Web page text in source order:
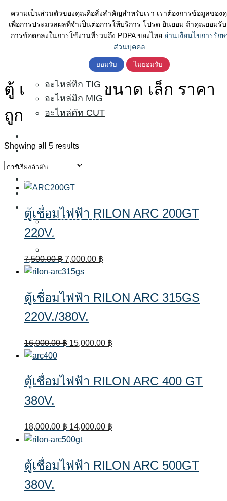
ความเป็นส่วนตัวของคุณคือสิ่งสำคัญสำหรับเรา เราต้องการข้อมูลของ
เพื่อการประมวลผลที่จำเป็นต่อการให้บริการ โปรด ยินยอม ถ้าคุณยอมรับ
การข้อตกลงในการใช้งานที่รวมถึง PDPA ของไทย อ่านเงื่อนไขการรัก
ส่วนบุคคล
ยอมรับ ไม่ยอมรับ
Skip
to
content
ตู้เชื่อมไฟฟ้า
ตู้เชื่อมอาร์กอน
อะไหล่ทิก TIG
อะไหล่มิก MIG
อะไหล่คัท CUT
ตู้เชื่อมไฟฟ้า
ตู้เชื่อมอาร์กอน
ตู้เชื่อมCo2
ตู้ตัดพลาสม่า
อะไหล่
อะไหล่ทิก TIG
อะไหล่มิก MIG
ค้นหา
สำหรับ:
ตู้ เชื่อม เหล็ก ขนาด เล็ก ราคา ถูก
ตู้ เชื่อม เหล็ก ขนาด เล็ก ราคา
ถูก
Showing all 5 results
ตู้เชื่อมไฟฟ้า RILON ARC 200GT
220V.
7,500.00฿ Original
price
7,500.00 ฿.
7,000.00 ฿
7,000.00 ฿.
ตู้เชื่อมไฟฟ้า RILON ARC 315GS
220V./380V.
16,000.00฿ Original
16,000.00 ฿.
15,000.00 ฿
15,000.00 ฿.
ตู้เชื่อมไฟฟ้า RILON ARC 400 GT
380V.
18,000.00฿ Original
price
18,000.00 ฿.
14,000.00 ฿
14,000.00 ฿.
ตู้เชื่อมไฟฟ้า RILON ARC 500GT
380V.